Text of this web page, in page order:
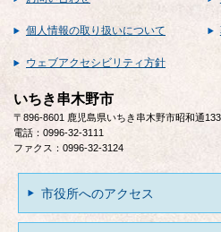
個人情報の取り扱いについて
ウェブアクセシビリティ方針
いちき串木野市
〒896-8601 鹿児島県いちき串木野市昭和通
電話：0996-32-3111
ファクス：0996-32-3124
市役所へのアクセス